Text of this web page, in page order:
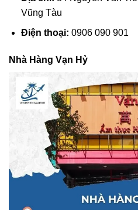
Vũng Tàu
Điện thoại: 0906 090 901
Nhà Hàng Vạn Hỷ